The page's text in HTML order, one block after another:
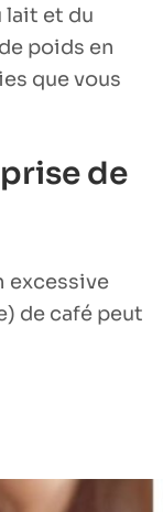
lait et du
poids en
que vous
de
excessive
de café peut